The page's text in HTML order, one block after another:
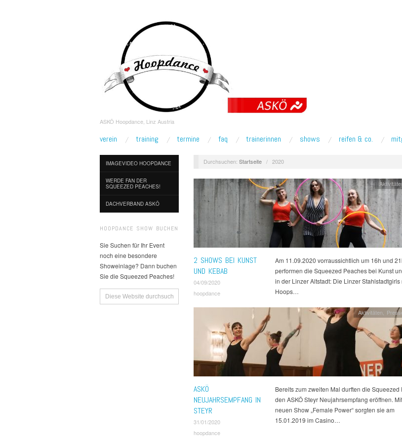
ASKÖ Hoopdance, Linz Austria
verein training termine faq trainerinnen shows reifen & co.
IMAGEVIDEO HOOPDANCE
WERDE FAN DER
SQUEEZED PEACHES!
DACHVERBAND ASKÖ
HOOPDANCE SHOW BUCHEN
Sie Suchen für Ihr Event
noch eine besondere
Showeinlage? Dann buchen
Sie die Squeezed Peaches!
Durchsuchen: Startseite / 2020
2 SHOWS BEI KUNST
UND KEBAB
04/09/2020
hoopdance
Am 11.09.2020 vorraussichtlich um 16h und
performen die Squeezed Peaches bei Kunst
in der Linzer Altstadt: Die Linzer Stahlstadtgirls
Hoops…
ASKÖ
NEUJAHRSEMPFANG IN
STEYR
31/01/2020
hoopdance
Aktivitäten
Bereits zum zweiten Mal durften die Squeezed
den ASKÖ Steyr Neujahrsempfang eröffnen.
neuen Show „Female Power“ sorgten sie am
15.01.2019 im Casino…